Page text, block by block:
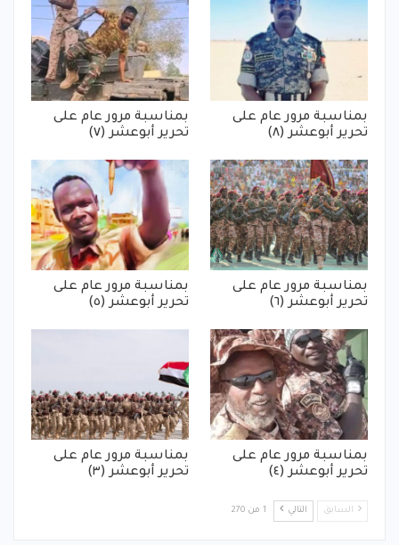
بمناسبة مرور عام على
تحرير أبوعشر (٨)
بمناسبة مرور عام على
تحرير أبوعشر (٧)
بمناسبة مرور عام على
تحرير أبوعشر (٦)
بمناسبة مرور عام على
تحرير أبوعشر (٥)
بمناسبة مرور عام على
تحرير أبوعشر (٤)
بمناسبة مرور عام على
تحرير أبوعشر (٣)
السابق التالي 1 من 270